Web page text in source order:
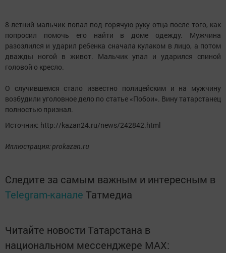
8-летний мальчик попал под горячую руку отца после того, как
попросил помочь его найти в доме одежду. Мужчина
разозлился и ударил ребенка сначала кулаком в лицо, а потом
дважды ногой в живот. Мальчик упал и ударился спиной
головой о кресло.
О случившемся стало известно полицейским и на мужчину
возбудили уголовное дело по статье «Побои». Вину татарстанец
полностью признал.
Источник: http://kazan24.ru/news/242842.html
Иллюстрация: prokazan.ru
Следите за самым важным и интересным в
Telegram-канале Татмедиа
Читайте новости Татарстана в
национальном мессенджере MАХ: